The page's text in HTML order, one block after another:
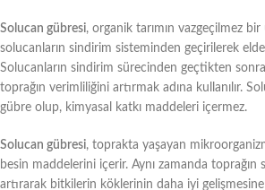
Solucan gübresi, organik tarımın vazgeçilmez
solucanların sindirim sisteminden geçirilerek
Solucanların sindirim sürecinden geçtikten
toprağın verimliliğini artırmak adına kullanılır.
gübre olup, kimyasal katkı maddeleri içermez.
Solucan gübresi, toprakta yaşayan
besin maddelerini içerir. Aynı zamanda
artırarak bitkilerin köklerinin daha iyi gelişmesine